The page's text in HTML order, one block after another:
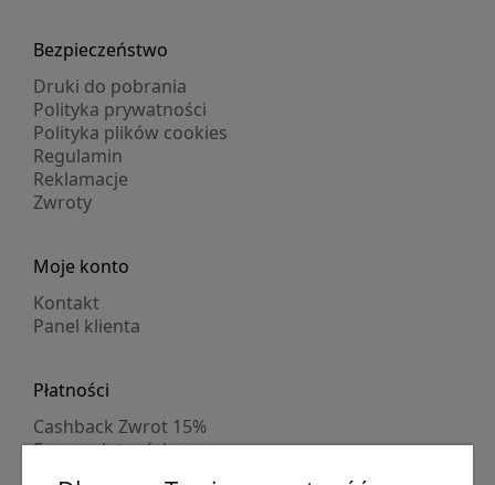
Bezpieczeństwo
Druki do pobrania
Polityka prywatności
Polityka plików cookies
Regulamin
Reklamacje
Zwroty
Moje konto
Kontakt
Panel klienta
Płatności
Cashback Zwrot 15%
Formy płatności